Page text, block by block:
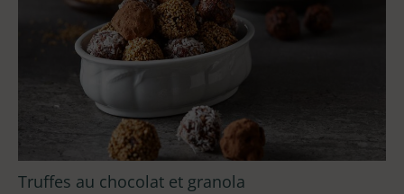
Truffes au chocolat et granola